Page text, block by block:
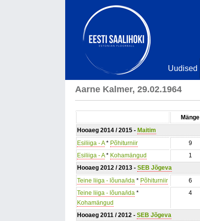
Uudised
Aarne Kalmer, 29.02.1964
Mänge
Hooaeg 2014 / 2015 - Maitim
Esiliiga - A* Põhiturniir 9
Esiliiga - A* Kohamängud 1
Hooaeg 2012 / 2013 - SEB Jõgeva
Teine liiga - lõuna/ida * Põhiturniir 6
Teine liiga - lõuna/ida *
Kohamängud
4
Hooaeg 2011 / 2012 - SEB Jõgeva